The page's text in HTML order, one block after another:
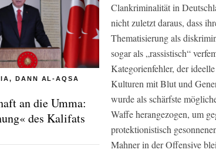
DANN AL-AQSA
an die Umma:
des Kalifats
Clankriminalität in
nicht zuletzt daraus, dass
Thematisierung als
sogar als „rassistisch“
Kategorienfehler, der
Kulturen mit Blut und
wurde als schärfste
Waffe herangezogen, um
protektionistisch
Mahner in der Offensive